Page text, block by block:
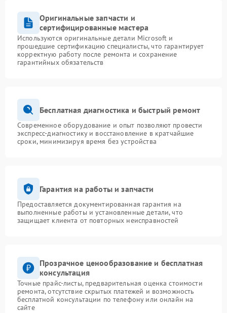
Оригинальные запчасти и
сертифицированные мастера
Используются оригинальные детали Microsoft и
прошедшие сертификацию специалисты, что гарантирует
корректную работу после ремонта и сохранение
гарантийных обязательств
Бесплатная диагностика и быстрый ремонт
Современное оборудование и опыт позволяют провести
экспресс-диагностику и восстановление в кратчайшие
сроки, минимизируя время без устройства
Гарантия на работы и запчасти
Предоставляется документированная гарантия на
выполненные работы и установленные детали, что
защищает клиента от повторных неисправностей
Прозрачное ценообразование и бесплатная
консультация
Точные прайс-листы, предварительная оценка стоимости
ремонта, отсутствие скрытых платежей и возможность
бесплатной консультации по телефону или онлайн на
сайте